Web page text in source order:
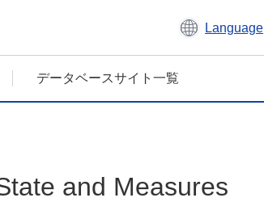
Language
データベースサイト一覧
and Measures